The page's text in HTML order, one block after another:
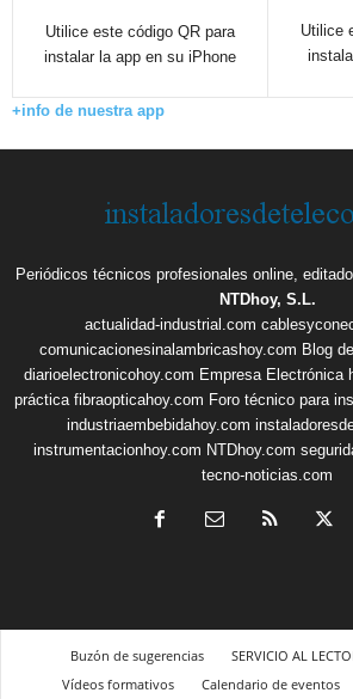
Utilice este código QR para
instalar la app en su iPhone
Utilice
+info de nuestra app
Periódicos técnicos profesionales online,
NTDhoy, S.L.
actualidad-industrial.com
comunicacionesinalambricashoy.com Blog
diarioelectronicohoy.com Empresa Electrónica
práctica fibraopticahoy.com Foro técnico para
industriaembebidahoy.com
instrumentacionhoy.com NTDhoy.com
tecno-noticias.com
Buzón de sugerencias SERVICIO AL
Vídeos formativos
Calendario de eventos